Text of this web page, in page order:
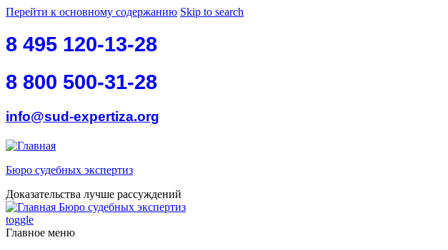
Перейти к основному содержанию Skip to search
8 495 120-13-28
8 800 500-31-28
info@sud-expertiza.org
Бюро судебных экспертиз
Доказательства лучше рассуждений
Бюро судебных экспертиз
toggle
Главное меню